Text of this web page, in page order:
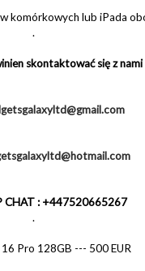
komórkowych lub iPada
.
skontaktować się z
CHAT : +447520665267
.
Pro 128GB --- 500 EUR